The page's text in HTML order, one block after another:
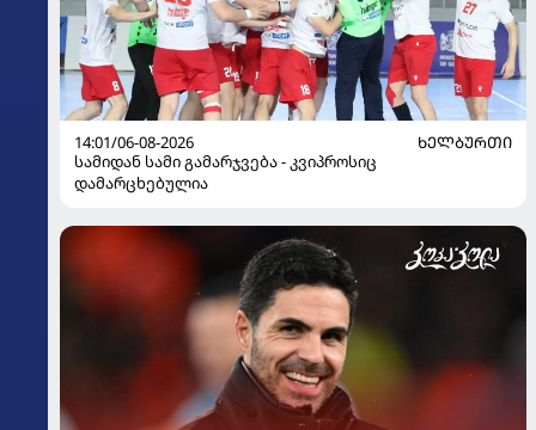
14:01/06-08-2026
ᲮᲔᲚᲑᲣᲠᲗᲘ
სამიდან სამი გამარჯვება - კვიპროსიც
დამარცხებულია